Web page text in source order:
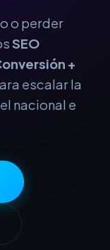
o perder
SEO
+
escalar la
nacional e